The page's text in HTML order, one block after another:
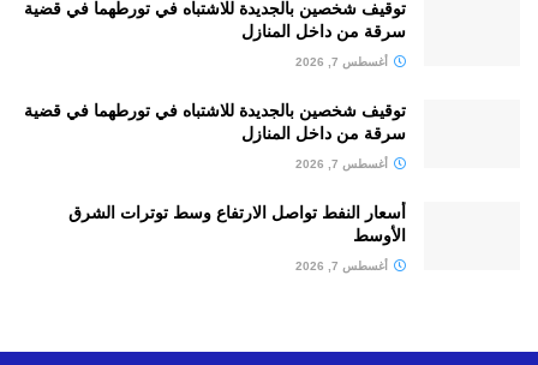
توقيف شخصين بالجديدة للاشتباه في تورطهما في قضية
سرقة من داخل المنازل
أغسطس 7, 2026
توقيف شخصين بالجديدة للاشتباه في تورطهما في قضية
سرقة من داخل المنازل
أغسطس 7, 2026
أسعار النفط تواصل الارتفاع وسط توترات الشرق
الأوسط
أغسطس 7, 2026